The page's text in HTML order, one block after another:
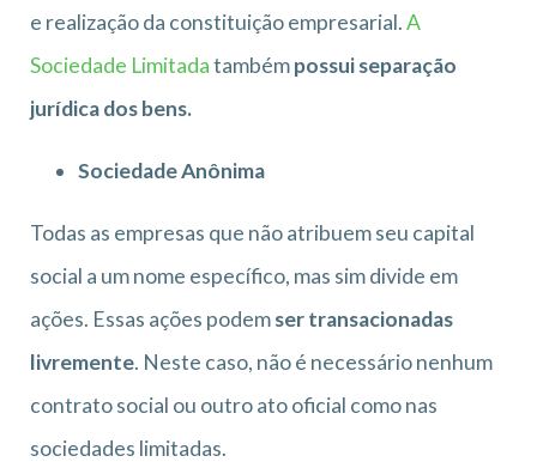
e realização da constituição empresarial.A
Sociedade Limitadatambémpossui separação
jurídica dos bens.
Sociedade Anônima
Todas as empresas que não atribuem seu capital
social a um nome específico, mas sim divide em
ações. Essas ações podemser transacionadas
livremente. Neste caso, não é necessário nenhum
contrato social ou outro ato oficial como nas
sociedades limitadas.